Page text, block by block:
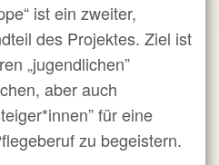
ist ein zweiter,
des Projektes. Ziel ist
„jugendlichen”
aber auch
für eine
zu begeistern.